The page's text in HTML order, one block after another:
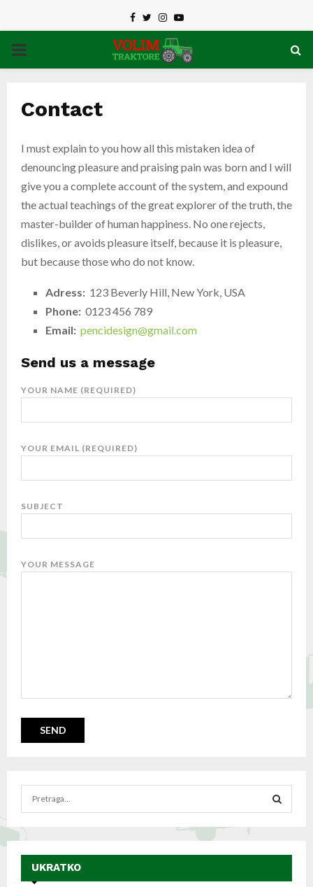
Facebook
TwitterInstagram
Youtube
PRIMARY
Contact
I must explain to you how all this mistaken idea of
denouncing pleasure and praising pain was born and I will
give you a complete account of the system, and expound
the actual teachings of the great explorer of the truth, the
master-builder of human happiness. No one rejects,
dislikes, or avoids pleasure itself, because it is pleasure,
but because those who do not know.
Adress: 123 Beverly Hill, New York, USA
Phone: 0123 456 789
Email: pencidesign@gmail.com
Send us a message
YOUR NAME (REQUIRED)
YOUR EMAIL (REQUIRED)
SUBJECT
YOUR MESSAGE
f
E
A
UKRATKO